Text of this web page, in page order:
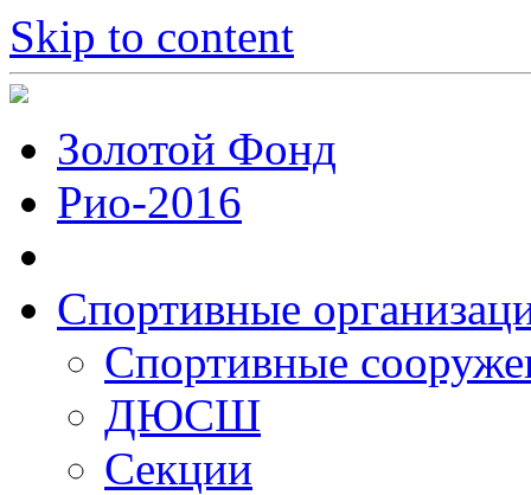
Skip to content
Золотой Фонд
Рио-2016
Спортивные
Cпортивные
ДЮСШ
Секции